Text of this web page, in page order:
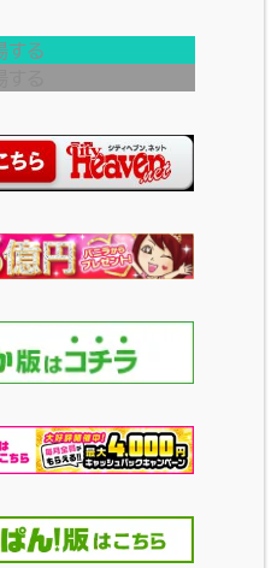
(E) ・ 56 ・ 84
ねちゃんだから出せる
ン女の子
ログ
する